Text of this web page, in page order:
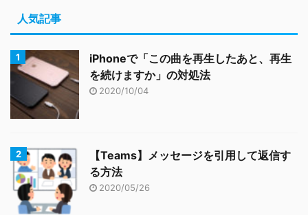
人気記事
iPhoneで「この曲を再生したあと、再生
を続けますか」の対処法
2020/10/04
【Teams】メッセージを引用して返信す
る方法
2020/05/26